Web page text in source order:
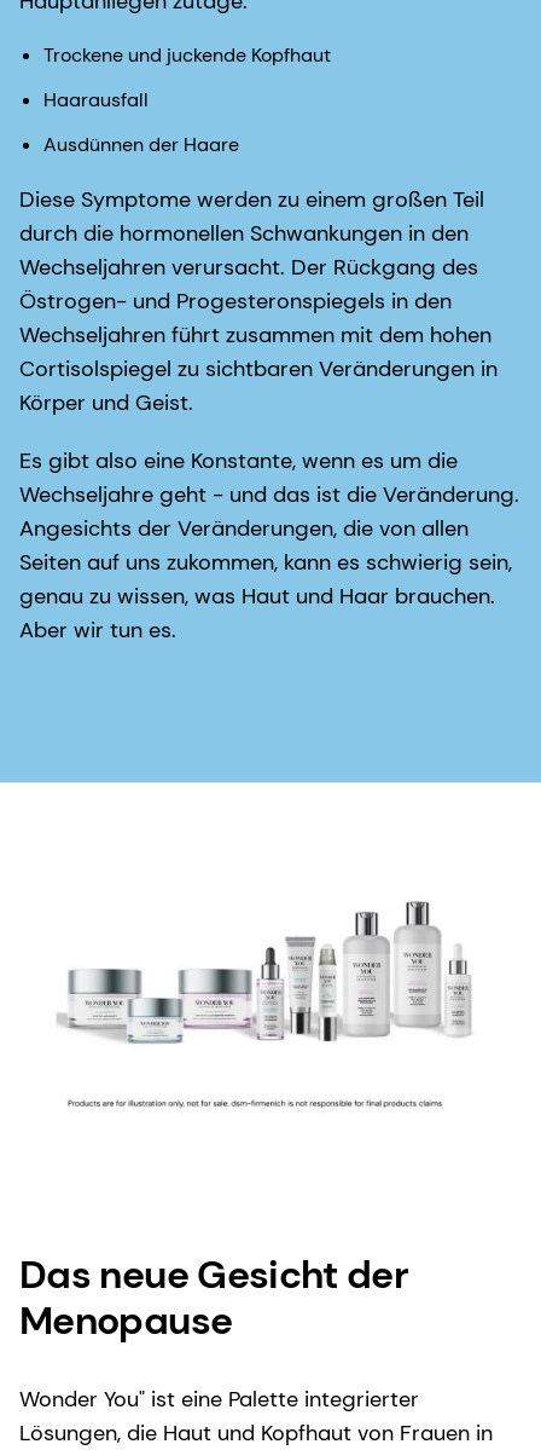
Trockene und juckende Kopfhaut
Haarausfall
Ausdünnen der Haare
Diese Symptome werden zu einem großen Teil
durch die hormonellen Schwankungen in den
Wechseljahren verursacht. Der Rückgang des
Östrogen- und Progesteronspiegels in den
Wechseljahren führt zusammen mit dem hohen
Cortisolspiegel zu sichtbaren Veränderungen in
Körper und Geist.
Es gibt also eine Konstante, wenn es um die
Wechseljahre geht - und das ist die Veränderung.
Angesichts der Veränderungen, die von allen
Seiten auf uns zukommen, kann es schwierig sein,
genau zu wissen, was Haut und Haar brauchen.
Aber wir tun es.
Das neue Gesicht der
Menopause
Wonder You" ist eine Palette integrierter
Lösungen, die Haut und Kopfhaut von Frauen in